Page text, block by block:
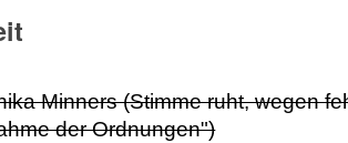
Minners (Stimme ruht, wegen
der Ordnungen")